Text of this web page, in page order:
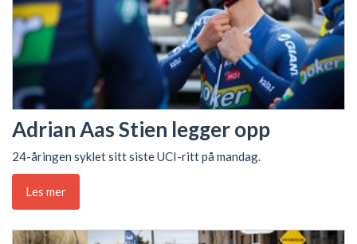
Adrian Aas Stien legger opp
24-åringen syklet sitt siste UCI-ritt på mandag.
Les mer